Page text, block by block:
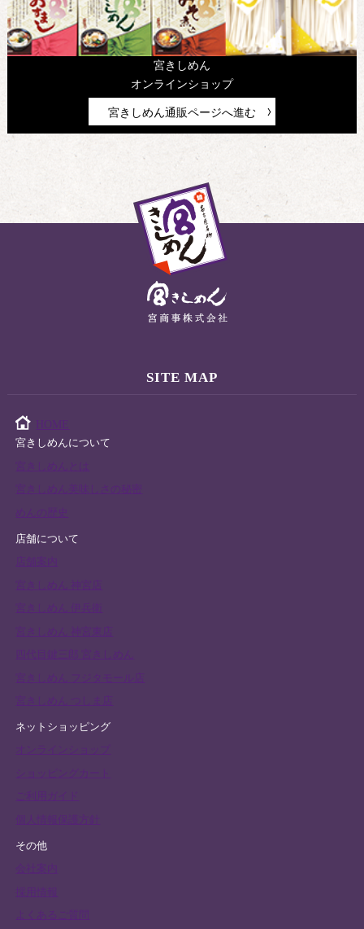
宮きしめん
オンラインショップ
宮きしめん通販ページへ進む
SITE MAP
HOME
宮きしめんについて
宮きしめん美味しさの秘密
めんの歴史
店舗について
宮きしめん 神宮店
宮きしめん 神宮東店
宮きしめん フジタモール店
ネットショッピング
個人情報保護方針
その他
採用情報
よくあるご質問